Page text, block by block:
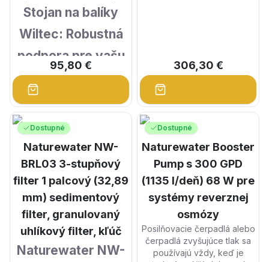
Stojan na balíky
Wiltec: Robustná
podpora pre vašu
poštovú schránku
Stojan na balíkové schránky
poštovú schránku alebo
balíkovú schránku na mieste.
Stojan na balíky Wiltec
ponúka robustné a odolné
riešenie, ktoré udrží vašu
balíkovú schránku pevne na
mieste a zároveň zaistí, že
vaša pošta a balíky budú v
bezpečí.
95,80 €
hobby miestnostiach.
306,30 €
Dostupné
Naturewater NW-
BRL03 3-stupňový
filter 1 palcový (32,89
mm) sedimentový
filter, granulovaný
uhlíkový filter, kľúč
Naturewater NW-
Dostupné
Naturewater Booster
Pump s 300 GPD
(1135 l/deň) 68 W pre
systémy reverznej
osmózy
Posilňovacie čerpadlá alebo
čerpadlá zvyšujúce tlak sa
používajú vždy, keď je